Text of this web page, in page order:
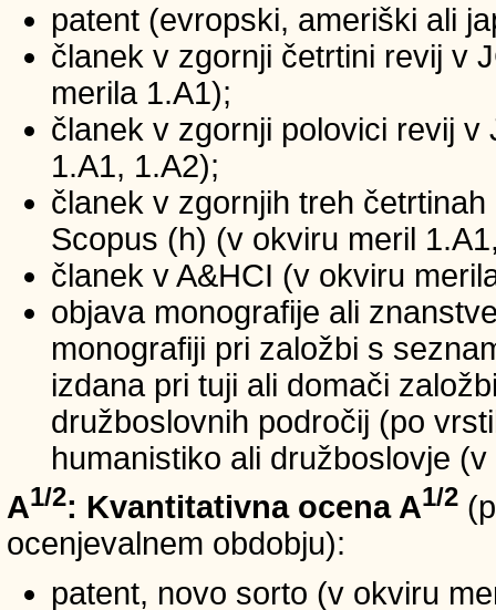
patent (evropski, ameriški ali
članek v zgornji četrtini revij v
merila 1.A1);
članek v zgornji polovici revij
1.A1, 1.A2);
članek v zgornjih treh
Scopus (h) (v okviru meril
članek v A&HCI (v okviru
objava monografije ali
monografiji pri založbi s
izdana pri tuji ali domači
družboslovnih področij (po
humanistiko ali družboslovje
A1/2: Kvantitativna ocena A1/2
ocenjevalnem obdobju):
patent, novo sorto (v okviru